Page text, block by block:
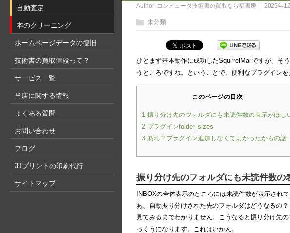
自動査定
本のクリーニング
ホームページデータの復旧
技術書の買取値段って？
サービス一覧
当店に関する情報
よくある質問
お問い合わせ
ブログ
3Dプリントの印刷代行
サイトマップ
Author: コンピュータ技術書の買取なら福書房 2025年
未分類
ひとまず基本動作に成功したSquirrelMailですが、そ
うところですね。ということで、便利なプラグインを
このページの目次
1 振り分け先のフォルダにも未読件数の表示がほし
2 プラグインfolder_sizes
3 あれ？プラグイン追加しなくてよかったかもの話
振り分け先のフォルダにも未読件数の
INBOXの全体表示のところには未読件数が表示され
あ、自動振り分けされた先のフォルダはどうなるの
見てみるまでわかりません。こうなると振り分け先
っくうになります。これはいかん。